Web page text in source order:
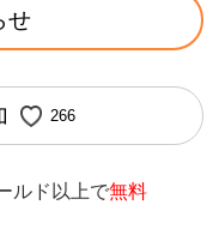
せ
266
ルド以上で無料